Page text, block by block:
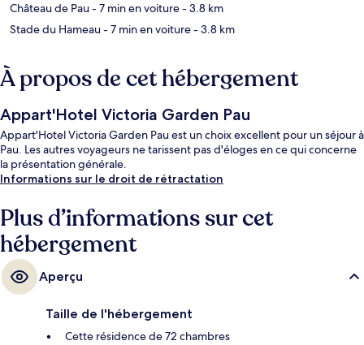
Château de Pau- 7 min en voiture- 3.8 km
Stade du Hameau- 7 min en voiture- 3.8 km
À propos de cet hébergement
Appart'Hotel Victoria Garden Pau
Appart'Hotel Victoria Garden Pau est un choix excellent pour un séjour à
Pau. Les autres voyageurs ne tarissent pas d'éloges en ce qui concerne
la présentation générale.
Informations sur le droit de rétractation
Plus d’informations sur cet
hébergement
Aperçu
Taille de l'hébergement
Cette résidence de 72 chambres